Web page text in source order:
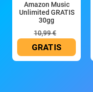
Amazon Music
Unlimited GRATIS
30gg
10,99 €
GRATIS